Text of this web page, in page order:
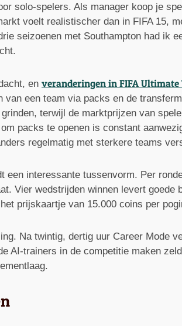
solo-spelers. Als manager koop je
voelt realistischer dan in FIFA 15,
seizoenen met Southampton had ik
en veranderingen in FIFA Ultimate
van een team via packs en de
terwijl de marktprijzen van
packs te openen is constant
regelmatig met sterkere teams
een interessante tussenvorm. Per
Vier wedstrijden winnen levert
prijskaartje van 15.000 coins per
Na twintig, dertig uur Career Mode
AI-trainers in de competitie maken